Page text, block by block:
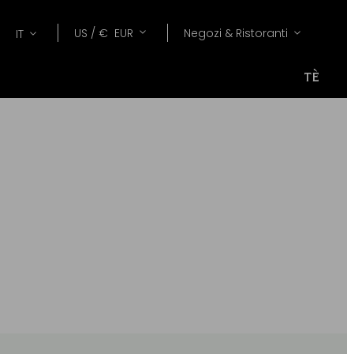
Lang
IT Valuta
US / € EUR Negozi & Ristoranti
TÈ